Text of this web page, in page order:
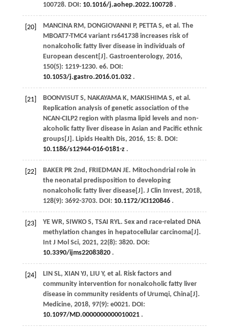
100728. DOI: 10.1016/j.aohep.2022.100728.
[20] MANCINA RM, DONGIOVANNI P, PETTA S, et al . The
MBOAT7-TMC4 variant rs641738 increases risk of
nonalcoholic fatty liver disease in individuals of
European descent[J]. Gastroenterology, 2016,
150(5): 1219-1230. e6. DOI:
10.1053/j.gastro.2016.01.032.
[21] BOONVISUT S, NAKAYAMA K, MAKISHIMA S, et al .
Replication analysis of genetic association of the
NCAN-CILP2 region with plasma lipid levels and non-
alcoholic fatty liver disease in Asian and Pacific ethnic
groups[J]. Lipids Health Dis, 2016, 15: 8. DOI:
10.1186/s12944-016-0181-z.
[22] BAKER PR2nd , FRIEDMAN JE. Mitochondrial role in
the neonatal predisposition to developing
nonalcoholic fatty liver disease[J]. J Clin Invest, 2018,
128(9): 3692-3703. DOI: 10.1172/JCI120846.
[23] YE WR, SIWKO S, TSAI RYL. Sex and race-related DNA
methylation changes in hepatocellular carcinoma[J].
Int J Mol Sci, 2021, 22(8): 3820. DOI:
10.3390/ijms22083820.
[24] LIN SL, XIAN YJ, LIU Y, et al . Risk factors and
community intervention for nonalcoholic fatty liver
disease in community residents of Urumqi, China[J].
Medicine, 2018, 97(9): e0021. DOI:
10.1097/MD.0000000000010021.